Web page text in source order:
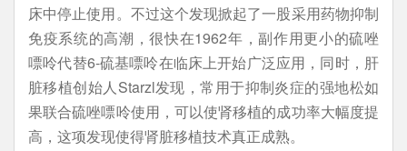
床中停止使用。不过这个发现掀起了一股采用药物抑制
免疫系统的高潮，很快在1962年，副作用更小的硫唑
嘌呤代替6-硫基嘌呤在临床上开始广泛应用，同时，肝
脏移植创始人Starzl发现，常用于抑制炎症的强地松如
果联合硫唑嘌呤使用，可以使肾移植的成功率大幅度提
高，这项发现使得肾脏移植技术真正成熟。